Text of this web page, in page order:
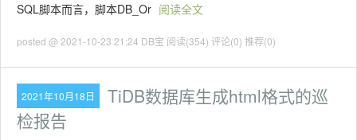
SQL脚本而言，脚本DB_Or 阅读全文
posted @ 2021-10-23 21:24 DB宝 阅读(354) 评论(0) 推荐(0)
2021年10月18日
TiDB数据库生成html格式的巡
检报告